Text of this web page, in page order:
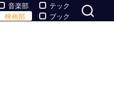
音楽部
映画部
テック
ブック